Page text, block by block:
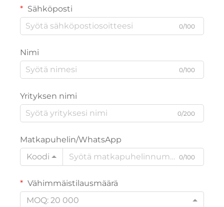
Sähköposti
0/100
Nimi
0/100
Yrityksen nimi
0/200
Matkapuhelin/WhatsApp
Koodi
0/100
Vähimmäistilausmäärä
MOQ: 20 000